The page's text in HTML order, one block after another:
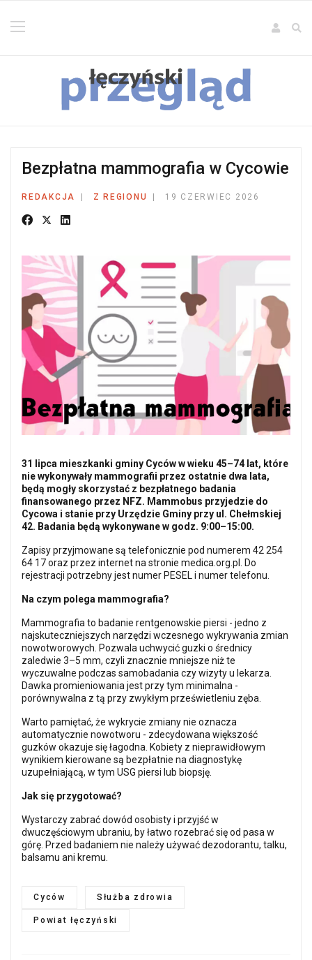
Bezpłatna mammografia w Cycowie
REDAKCJA Z REGIONU 19 CZERWIEC 2026
31 lipca mieszkanki gminy Cyców w wieku 45–74 lat, które
nie wykonywały mammografii przez ostatnie dwa lata,
będą mogły skorzystać z bezpłatnego badania
finansowanego przez NFZ. Mammobus przyjedzie do
Cycowa i stanie przy Urzędzie Gminy przy ul. Chełmskiej
42. Badania będą wykonywane w godz. 9:00–15:00.
Zapisy przyjmowane są telefonicznie pod numerem 42 254
64 17 oraz przez internet na stronie medica.org.pl. Do
rejestracji potrzebny jest numer PESEL i numer telefonu.
Na czym polega mammografia?
Mammografia to badanie rentgenowskie piersi - jedno z
najskuteczniejszych narzędzi wczesnego wykrywania zmian
nowotworowych. Pozwala uchwycić guzki o średnicy
zaledwie 3–5 mm, czyli znacznie mniejsze niż te
wyczuwalne podczas samobadania czy wizyty u lekarza.
Dawka promieniowania jest przy tym minimalna -
porównywalna z tą przy zwykłym prześwietleniu zęba.
Warto pamiętać, że wykrycie zmiany nie oznacza
automatycznie nowotworu - zdecydowana większość
guzków okazuje się łagodna. Kobiety z nieprawidłowym
wynikiem kierowane są bezpłatnie na diagnostykę
uzupełniającą, w tym USG piersi lub biopsję.
Jak się przygotować?
Wystarczy zabrać dowód osobisty i przyjść w
dwuczęściowym ubraniu, by łatwo rozebrać się od pasa w
górę. Przed badaniem nie należy używać dezodorantu, talku,
balsamu ani kremu.
Cyców Służba zdrowia
Powiat łęczyński